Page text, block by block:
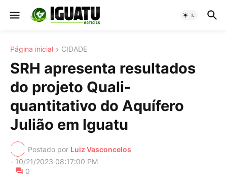
Página inicial CIDADE
SRH apresenta resultados
do projeto Quali-
quantitativo do Aquífero
Julião em Iguatu
Postado por Luiz Vasconcelos
- 10/21/2023 08:17:00 PM
0